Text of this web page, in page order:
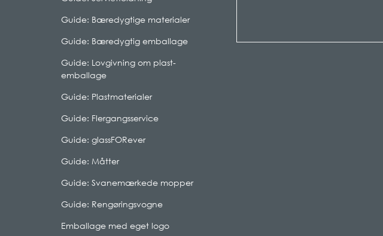
Guide: Bæredygtige materialer
Guide: Bæredygtig emballage
Guide: Lovgivning om plast-
emballage
Guide: Plastmaterialer
Guide: Flergangsservice
Guide: glassFORever
Guide: Måtter
Guide: Svanemærkede mopper
Guide: Rengøringsvogne
Emballage med eget logo